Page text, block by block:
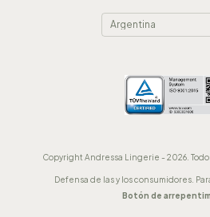
Copyright Andressa Lingerie - 2026.
Defensa de las y los consumidores.
Botón de